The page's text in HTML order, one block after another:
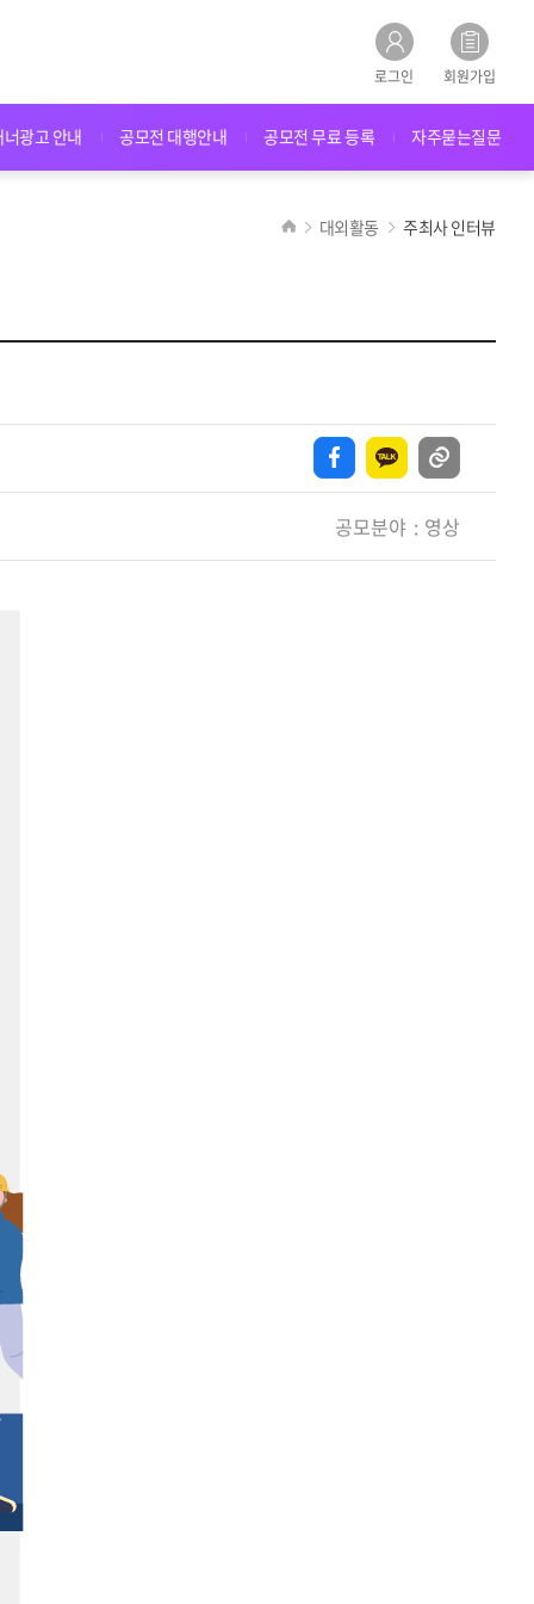
로그인 회원가입
광고 안내 공모전 대행안내 공모전 무료 등록 자주묻는질문
대외활동 주최사 인터뷰
공모분야 영상